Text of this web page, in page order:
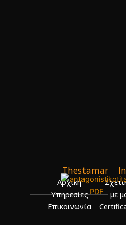
Thestamar
Αρχική
Υπηρεσίες
Επικοινωνία
με